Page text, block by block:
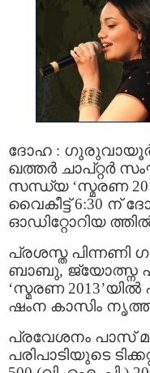
ദോഹ : ഗുരുവായൂർ
ഖത്തർ ചാപ്റ്റർ
സന്ധ്യ ‘സ്മരണ
വൈകീട്ട് 6:30
ഓഡിറ്റോറിയ
പ്രശസ്ത പിന്നണി
ബാബു, ജ്യോത്സ്ന
‘സ്മരണ
ഷംന കാസിം
പ്രവേശനം പാസ്
പരിപാടിയുടെ